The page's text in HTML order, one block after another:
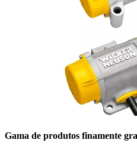
Gama de produtos finamente